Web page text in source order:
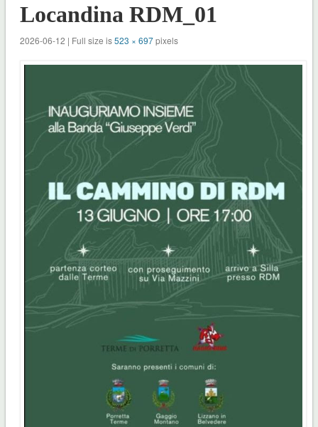
Locandina RDM_01
2026-06-12 | Full size is523 × 697pixels